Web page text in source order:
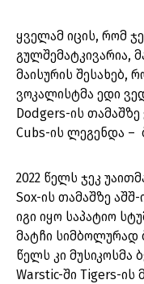
ყველამ იცის, რომ
გულშემატკივარია,
მაისურის შესახებ,
ვოკალისტმა ედი
Dodgers-ის
Cubs-ის ლეგენდა –
2022 წელს ჯეკ
Sox-ის თამაშზე
იგი იყო საპატიო
მატჩი სიმბოლურად
წელს კი მუსიკოსმა
Warstic-ში Tigers-